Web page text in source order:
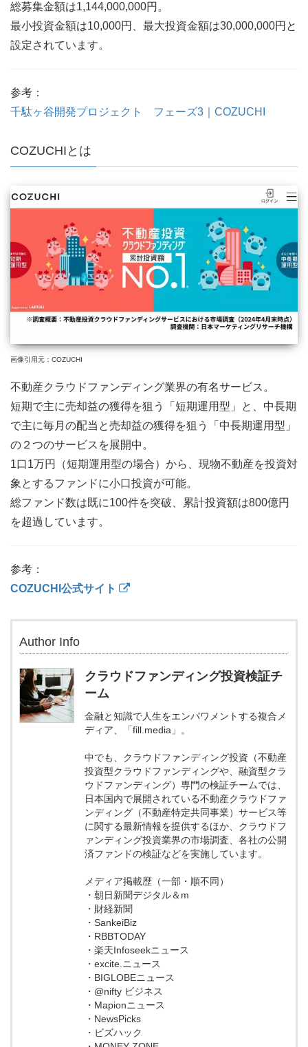
総募集金額は1,144,000,000円。
最小投資金額は10,000円、最大投資金額は30,000,000円と
設定されています。
参考：
千駄ヶ谷開発プロジェクト フェーズ3｜COZUCHI
COZUCHIとは
画像引用元：COZUCHI
不動産クラウドファンディング業界の有名サービス。
短期で主に売却益の獲得を狙う「短期運用型」と、中長期
で主に毎月の配当と売却益の獲得を狙う「中長期運用型」
の２つのサービスを展開中。
1口1万円（短期運用型の場合）から、現物不動産を投資対
象とするファンドに小口投資が可能。
総ファンド数は既に100件を突破、累計投資額は800億円
を超過しています。
参考：
COZUCHI公式サイト
Author Info
クラウドファンディング投資検証チ
ーム
金融と知識で人生をエンパワメントする複合メ
ディア、「fill.media」。
中でも、クラウドファンディング投資（不動産
投資型クラウドファンディングや、融資型クラ
ウドファンディング）専門の検証チームでは、
日本国内で展開されている不動産クラウドファ
ンディング（不動産特定共同事業）サービス等
に関する最新情報を提供するほか、クラウドフ
ァンディング投資業界の市場調査、各社の公開
済ファンドの検証などを実施しています。
メディア掲載歴（一部・順不同）
・朝日新聞デジタル＆m
・財経新聞
・SankeiBiz
・RBBTODAY
・楽天Infoseekニュース
・excite.ニュース
・BIGLOBEニュース
・@nifty ビジネス
・Mapionニュース
・NewsPicks
・ビズハック